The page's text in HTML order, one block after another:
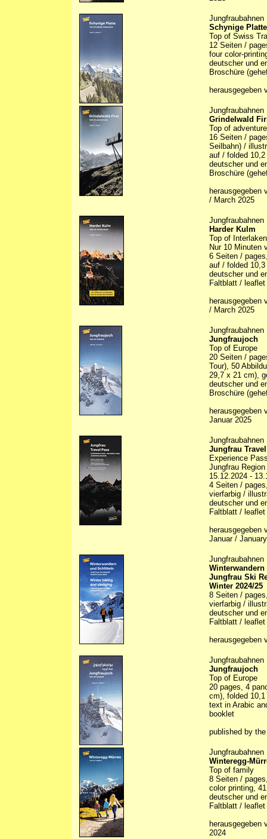
Jungfraubahnen
Schynige Platte
Top of Swiss
12 Seiten /
four color-
deutscher und
Broschüre
herausgegeben
Jungfraubahnen
Grindelwald
Top of adventure
16 Seiten /
Seilbahn) /
auf / folded
deutscher und
Broschüre
/ March 2025
Jungfraubahnen
Harder Kulm
Top of Interlaken
Nur 10 Minuten
6 Seiten /
auf / folded
deutscher und
Faltblatt / leaflet
/ March 2025
Jungfraubahnen
Jungfraujoch
Top of Europe
20 Seiten /
Tour), 50
29,7 x 21 cm),
deutscher und
Broschüre
Januar 2025
Jungfraubahnen
Jungfrau
Experience
Jungfrau Region
15.12.2024 -
4 Seiten /
vierfarbig /
deutscher und
Faltblatt / leaflet
Januar /
Jungfraubahnen
Jungfrau Ski
Winter 2024/25
8 Seiten /
vierfarbig /
deutscher und
Faltblatt / leaflet
herausgegeben
Jungfraubahnen
Jungfraujoch
Top of Europe
20 pages, 4
cm), folded
text in Arabic
booklet
published by
Jungfraubahnen
Winteregg-
Top of family
8 Seiten /
color printing,
deutscher und
Faltblatt / leaflet
2024